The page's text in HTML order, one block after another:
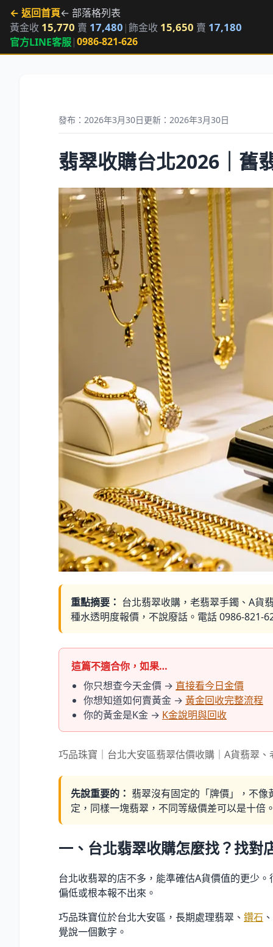
← 返回首頁← 部落格列表
黃金收 15,770 賣 17,480 |飾金收 15,650 賣 17,180
官方LINE客服|0986-821-626
發布：2026年3月30日更新：2026年3月30日
翡翠收購台北2026｜舊
重點摘要： 台北翡翠收購，老翡翠手鐲、A貨
種水透明度報價，不說廢話。電話 0986-821-
這篇不適合你，如果…
你只想查今天金價 → 直接看今日金價
你想知道如何賣黃金 → 黃金回收完整流程
你的黃金是K金 → K金說明與回收
巧品珠寶｜台北大安區翡翠估價收購｜A貨翡翠
先說重要的： 翡翠沒有固定的「牌價」，不
定，同樣一塊翡翠，不同等級價差可以是十倍
一、台北翡翠收購怎麼找？找對
台北收翡翠的店不多，能準確估A貨價值的更少
偏低或根本報不出來。
巧品珠寶位於台北大安區，長期處理翡翠、 鑽石
覺說一個數字。